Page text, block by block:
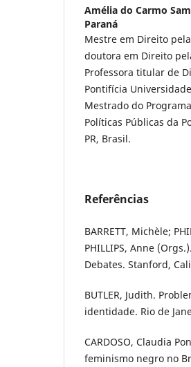
Amélia do Carmo
Paraná
Mestre em Direito
doutora em Direito
Professora titular de
Pontifícia
Mestrado do
Políticas Públicas da
PR, Brasil.
Referências
BARRETT, Michèle;
PHILLIPS, Anne
Debates. Stanford,
BUTLER, Judith.
identidade. Rio de
CARDOSO, Claudia
feminismo negro no